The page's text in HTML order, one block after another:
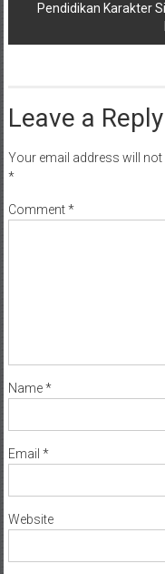
Pendidikan Karakter
Leave a Reply
Your email address will not
*
Comment*
Name*
Email *
Website